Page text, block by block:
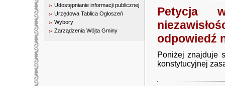
Udostępnianie informacji publicznej
Urzędowa Tablica Ogłoszeń
Wybory
Zarządzenia Wójta Gminy
Petycja
odpowiedź
Poniżej znajduje
konstytucyjnej